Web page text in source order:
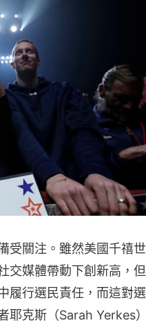
受關注。雖然美國千禧世
交媒體帶動下創新高，但
履行選民責任，而這對選
耶克斯（Sarah Yerkes）